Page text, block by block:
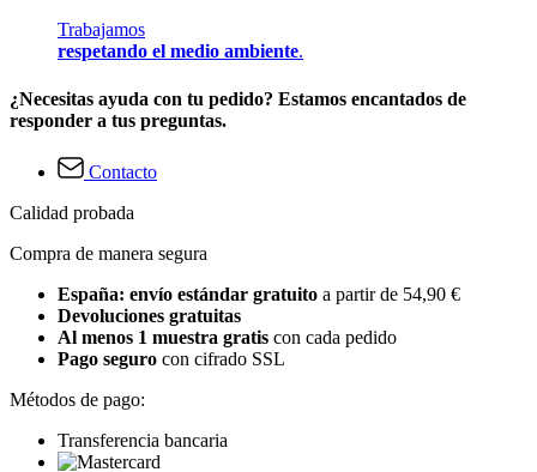
Trabajamos
respetando el medio ambiente.
¿Necesitas ayuda con tu pedido? Estamos encantados de
responder a tus preguntas.
Contacto
Calidad probada
Compra de manera segura
España: envío estándar gratuito a partir de 54,90 €
Devoluciones gratuitas
Al menos 1 muestra gratis con cada pedido
Pago seguro con cifrado SSL
Métodos de pago:
Transferencia bancaria